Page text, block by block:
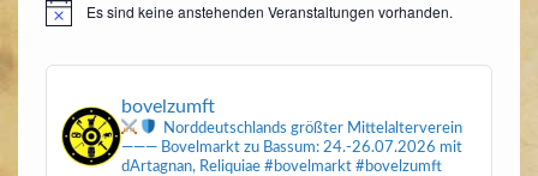
HinweisEs sind keine anstehenden Veranstaltungen vorhanden.
bovelzumft
Norddeutschlands größter Mittelalterverein
——— Bovelmarkt zu Bassum: 24.-26.07.2026 mit
dArtagnan, Reliquiae#bovelmarkt #bovelzumft